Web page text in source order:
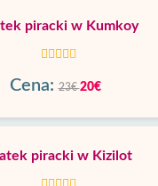
piracki w Kumkoy
Cena: 23€20€
piracki w Kizilot